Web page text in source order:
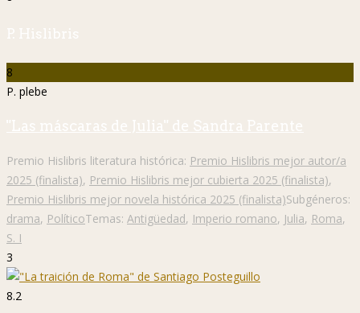
P. Hislibris
8
P. plebe
"Las máscaras de Julia" de Sandra Parente
Premio Hislibris literatura histórica: Premio Hislibris mejor autor/a
2025 (finalista), Premio Hislibris mejor cubierta 2025 (finalista),
Premio Hislibris mejor novela histórica 2025 (finalista)Subgéneros:
drama, PolíticoTemas: Antigüedad, Imperio romano, Julia, Roma,
S. I
3
8.2